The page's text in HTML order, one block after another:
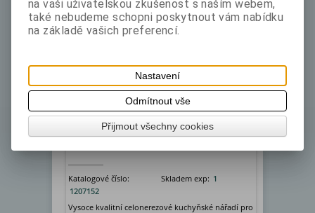
Košík vyvařovací ( čajítko ) pr. 9 cm
Katalogové číslo:
1207152
Skladem exp: 1
Vysoce kvalitní celonerezové kuchyňské nářadí pro
na vaši uživatelskou zkušenost s naším webem,
také nebudeme schopni poskytnout vám nabídku
na základě vašich preferencí.
Nastavení
Odmítnout vše
Přijmout všechny cookies